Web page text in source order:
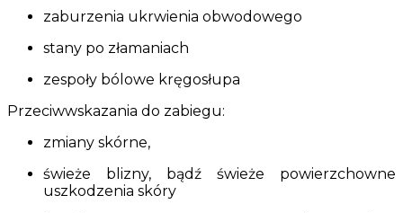
zaburzenia ukrwienia obwodowego
stany po złamaniach
zespoły bólowe kręgosłupa
Przeciwwskazania do zabiegu:
zmiany skórne,
świeże blizny, bądź świeże powierzchowne
uszkodzenia skóry